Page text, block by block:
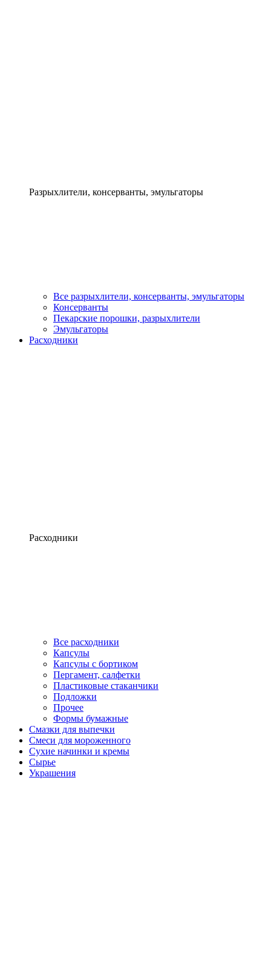
Разрыхлители, консерванты, эмульгаторы
Все разрыхлители, консерванты, эмульгаторы
Консерванты
Пекарские порошки, разрыхлители
Эмульгаторы
Расходники
Расходники
Все расходники
Капсулы
Капсулы с бортиком
Пергамент, салфетки
Пластиковые стаканчики
Подложки
Прочее
Формы бумажные
Смазки для выпечки
Смеси для мороженного
Сухие начинки и кремы
Сырье
Украшения